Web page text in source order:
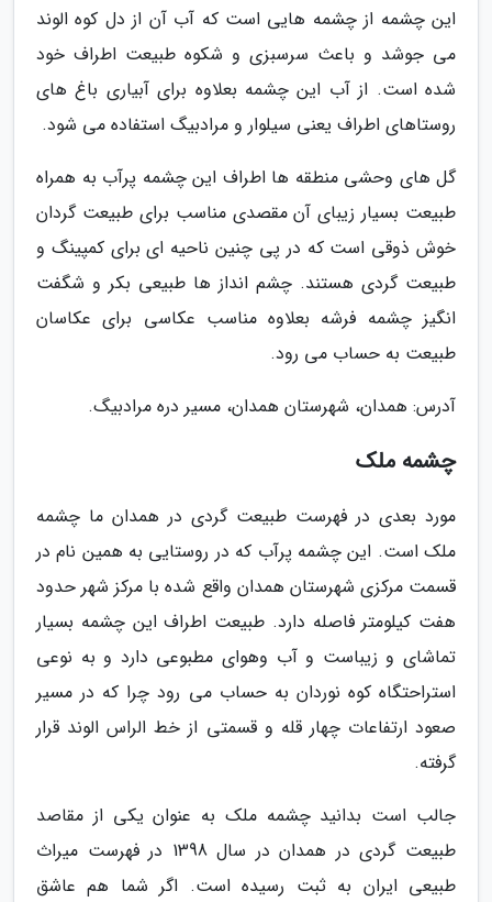
این چشمه از چشمه هایی است که آب آن از دل کوه الوند
می جوشد و باعث سرسبزی و شکوه طبیعت اطراف خود
شده است. از آب این چشمه بعلاوه برای آبیاری باغ های
روستاهای اطراف یعنی سیلوار و مرادبیگ استفاده می شود.
گل های وحشی منطقه ها اطراف این چشمه پرآب به همراه
طبیعت بسیار زیبای آن مقصدی مناسب برای طبیعت گردان
خوش ذوقی است که در پی چنین ناحیه ای برای کمپینگ و
طبیعت گردی هستند. چشم انداز ها طبیعی بکر و شگفت
انگیز چشمه فرشه بعلاوه مناسب عکاسی برای عکاسان
طبیعت به حساب می رود.
آدرس: همدان، شهرستان همدان، مسیر دره مرادبیگ.
چشمه ملک
مورد بعدی در فهرست طبیعت گردی در همدان ما چشمه
ملک است. این چشمه پرآب که در روستایی به همین نام در
قسمت مرکزی شهرستان همدان واقع شده با مرکز شهر حدود
هفت کیلومتر فاصله دارد. طبیعت اطراف این چشمه بسیار
تماشای و زیباست و آب وهوای مطبوعی دارد و به نوعی
استراحتگاه کوه نوردان به حساب می رود چرا که در مسیر
صعود ارتفاعات چهار قله و قسمتی از خط الراس الوند قرار
گرفته.
جالب است بدانید چشمه ملک به عنوان یکی از مقاصد
طبیعت گردی در همدان در سال 1398 در فهرست میراث
طبیعی ایران به ثبت رسیده است. اگر شما هم عاشق